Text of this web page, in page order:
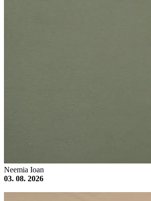
Neemia Ioan
03. 08. 2026